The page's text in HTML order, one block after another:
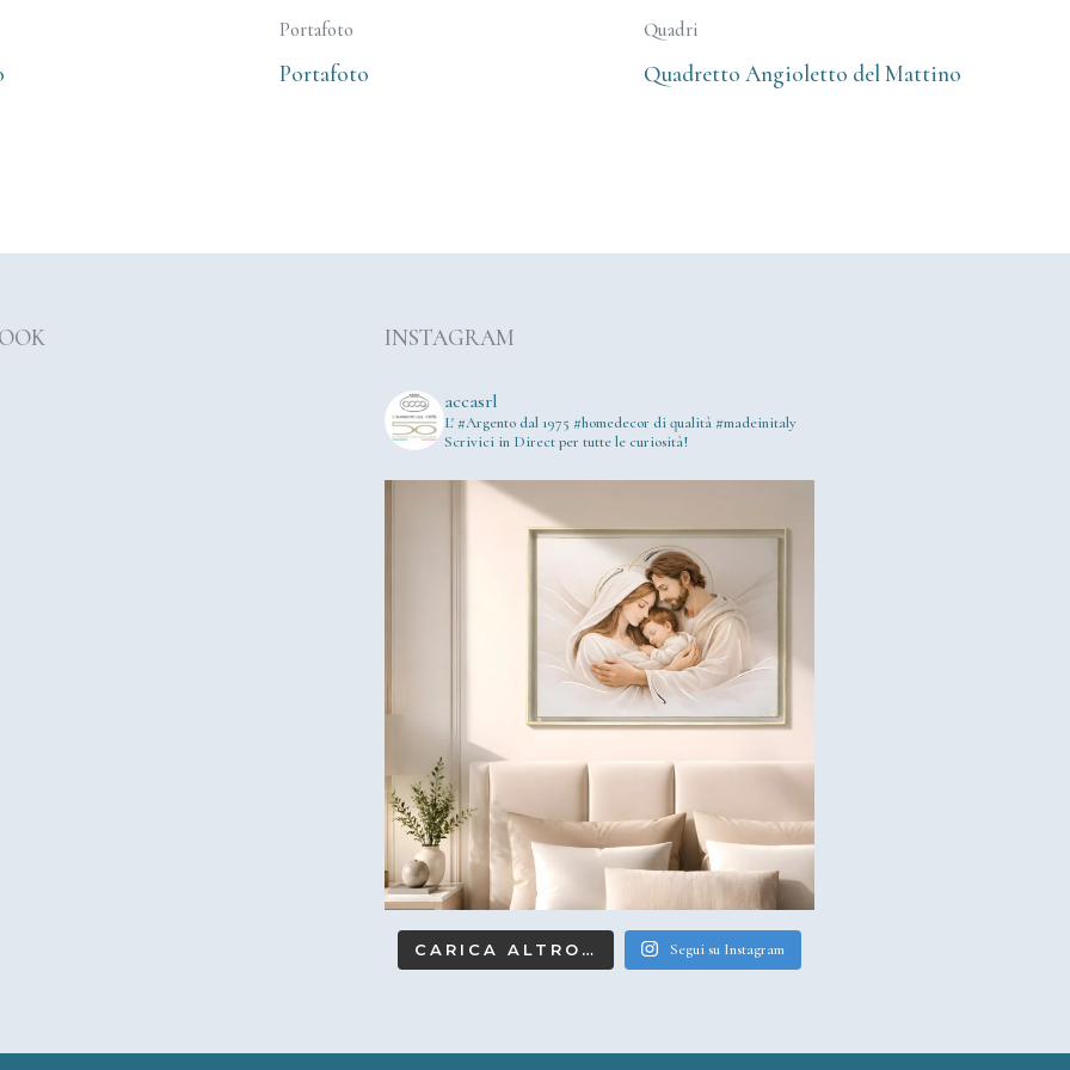
Portafoto
Portafoto
Quadri
Quadretto Angioletto del Mattino
INSTAGRAM
accasrl
L' #Argento dal 1975 #homedecor di qualità #madeinitaly
Scrivici in Direct per tutte le curiosità!
CARICA ALTRO… Segui su Instagram